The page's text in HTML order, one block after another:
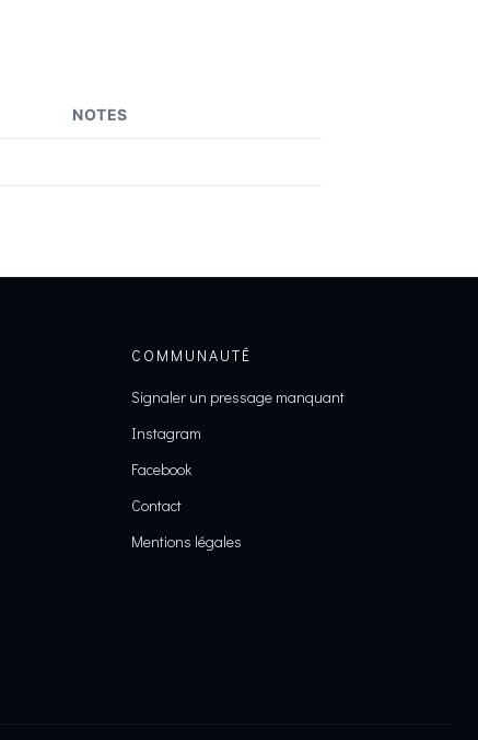
NOTES
COMMUNAUTÉ
Signaler un pressage manquant
Instagram
Facebook
Contact
Mentions légales